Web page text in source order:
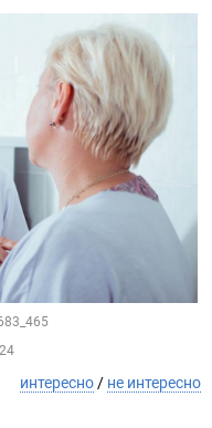
интересно/ не интересно